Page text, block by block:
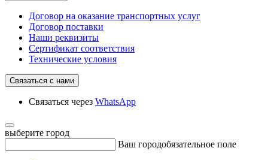
Договор на оказание транспортных услуг
Договор поставки
Наши реквизиты
Сертификат соответствия
Технические условия
Связаться с нами
Связаться через WhatsApp
выберите город
Ваш городобязательное поле